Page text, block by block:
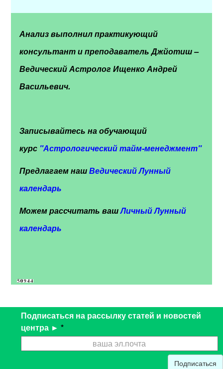
Анализ выполнил практикующий
консультант и преподаватель Джйотиш –
Ведический Астролог Ищенко Андрей
Васильевич.
Записывайтесь на обучающий
курс "Астрологический тайм-менеджмент"
Предлагаем нашВедический Лунный
календарь
Можем рассчитать вашЛичный Лунный
календарь
Подписаться на рассылку статей и новостей
центра ► *
Подписаться